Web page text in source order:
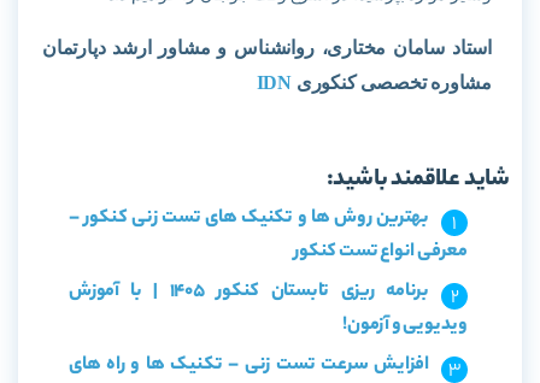
استاد سامان مختاری، روانشناس و مشاور ارشد دپارتمان
مشاوره تخصصی کنکوری IDN
شاید علاقمند باشید:
بهترین روش ها و تکنیک های تست زنی کنکور –
معرفی انواع تست کنکور
برنامه ریزی تابستان کنکور 1405 | با آموزش
ویدیویی و آزمون!
افزایش سرعت تست زنی – تکنیک ها و راه های